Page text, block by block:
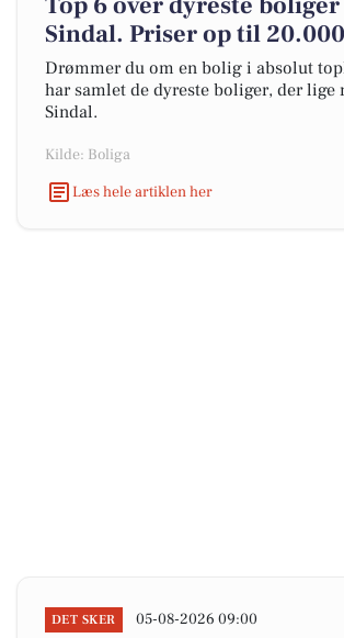
Sindal. Priser op til
Drømmer du om en bolig i absolut
har samlet de dyreste boliger, der lige
Sindal.
Kilde: Boliga
Læs hele artiklen her
DET SKER 05-08-2026 09:00